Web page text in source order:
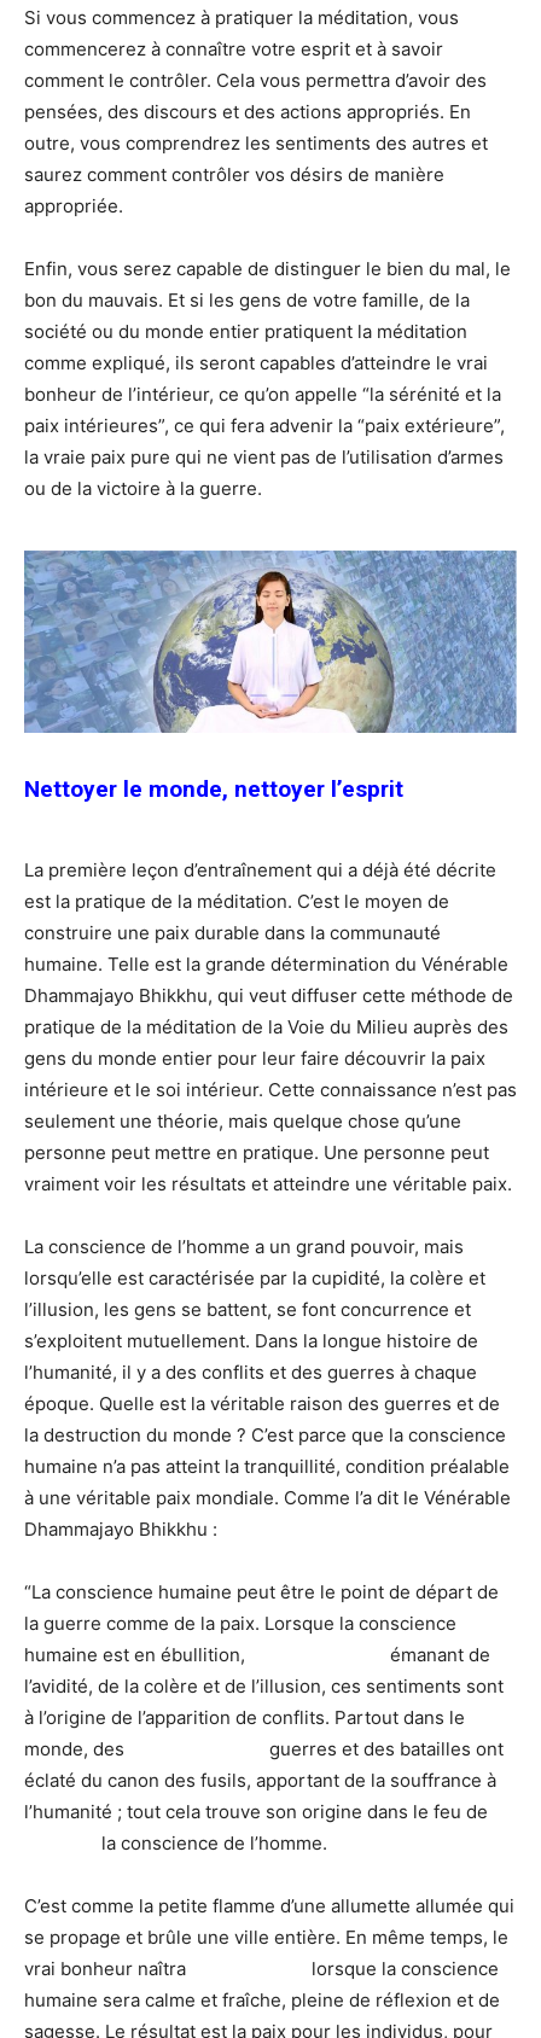
Si vous commencez à pratiquer la méditation, vous
commencerez à connaître votre esprit et à savoir
comment le contrôler. Cela vous permettra d’avoir des
pensées, des discours et des actions appropriés. En
outre, vous comprendrez les sentiments des autres et
saurez comment contrôler vos désirs de manière
appropriée.
Enfin, vous serez capable de distinguer le bien du mal, le
bon du mauvais. Et si les gens de votre famille, de la
société ou du monde entier pratiquent la méditation
comme expliqué, ils seront capables d’atteindre le vrai
bonheur de l’intérieur, ce qu’on appelle “la sérénité et la
paix intérieures”, ce qui fera advenir la “paix extérieure”,
la vraie paix pure qui ne vient pas de l’utilisation d’armes
ou de la victoire à la guerre.
Nettoyer le monde, nettoyer l’esprit
La première leçon d’entraînement qui a déjà été décrite
est la pratique de la méditation. C’est le moyen de
construire une paix durable dans la communauté
humaine. Telle est la grande détermination du Vénérable
Dhammajayo Bhikkhu, qui veut diffuser cette méthode de
pratique de la méditation de la Voie du Milieu auprès des
gens du monde entier pour leur faire découvrir la paix
intérieure et le soi intérieur. Cette connaissance n’est pas
seulement une théorie, mais quelque chose qu’une
personne peut mettre en pratique. Une personne peut
vraiment voir les résultats et atteindre une véritable paix.
La conscience de l’homme a un grand pouvoir, mais
lorsqu’elle est caractérisée par la cupidité, la colère et
l’illusion, les gens se battent, se font concurrence et
s’exploitent mutuellement. Dans la longue histoire de
l’humanité, il y a des conflits et des guerres à chaque
époque. Quelle est la véritable raison des guerres et de
la destruction du monde ? C’est parce que la conscience
humaine n’a pas atteint la tranquillité, condition préalable
à une véritable paix mondiale. Comme l’a dit le Vénérable
Dhammajayo Bhikkhu :
“La conscience humaine peut être le point de départ de
la guerre comme de la paix. Lorsque la conscience
humaine est en ébullition, émanant de
l’avidité, de la colère et de l’illusion, ces sentiments sont
à l’origine de l’apparition de conflits. Partout dans le
monde, des guerres et des batailles ont
éclaté du canon des fusils, apportant de la souffrance à
l’humanité ; tout cela trouve son origine dans le feu de
la conscience de l’homme.
C’est comme la petite flamme d’une allumette allumée qui
se propage et brûle une ville entière. En même temps, le
vrai bonheur naîtra lorsque la conscience
humaine sera calme et fraîche, pleine de réflexion et de
sagesse. Le résultat est la paix pour les individus, pour